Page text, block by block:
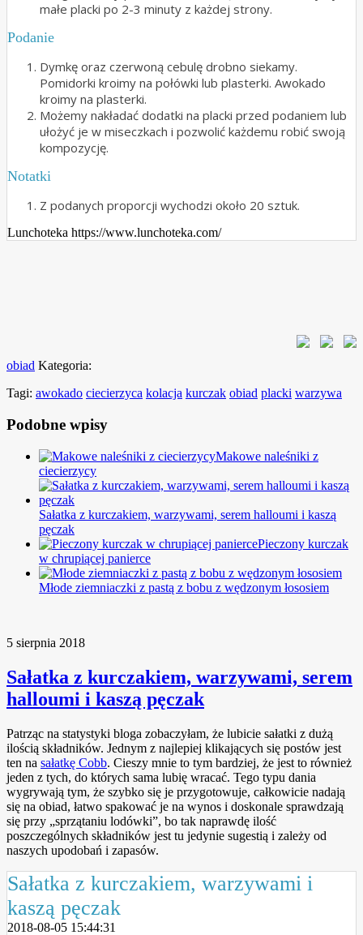
małe placki po 2-3 minuty z każdej strony.
Podanie
Dymkę oraz czerwoną cebulę drobno siekamy.
Pomidorki kroimy na połówki lub plasterki. Awokado
kroimy na plasterki.
Możemy nakładać dodatki na placki przed podaniem lub
ułożyć je w miseczkach i pozwolić każdemu robić swoją
kompozycję.
Notatki
Z podanych proporcji wychodzi około 20 sztuk.
Lunchoteka https://www.lunchoteka.com/
obiad Kategoria:
Tagi: awokado ciecierzyca kolacja kurczak obiad placki warzywa
Podobne wpisy
Makowe naleśniki z
ciecierzycy
Sałatka z kurczakiem, warzywami, serem halloumi i kaszą
pęczak
Pieczony kurczak
w chrupiącej panierce
Młode ziemniaczki z pastą z bobu z wędzonym łososiem
5 sierpnia 2018
Sałatka z kurczakiem, warzywami, serem
halloumi i kaszą pęczak
Patrząc na statystyki bloga zobaczyłam, że lubicie sałatki z dużą
ilością składników. Jednym z najlepiej klikających się postów jest
ten na sałatkę Cobb. Cieszy mnie to tym bardziej, że jest to również
jeden z tych, do których sama lubię wracać. Tego typu dania
wygrywają tym, że szybko się je przygotowuje, całkowicie nadają
się na obiad, łatwo spakować je na wynos i doskonale sprawdzają
się przy „sprzątaniu lodówki”, bo tak naprawdę ilość
poszczególnych składników jest tu jedynie sugestią i zależy od
naszych upodobań i zapasów.
Sałatka z kurczakiem, warzywami i
kaszą pęczak
2018-08-05 15:44:31